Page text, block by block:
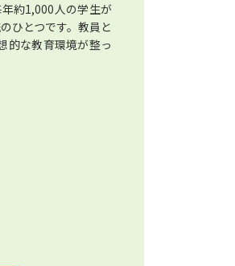
約1,000人の学生が
ひとつです。教員と
的な教育環境が整っ